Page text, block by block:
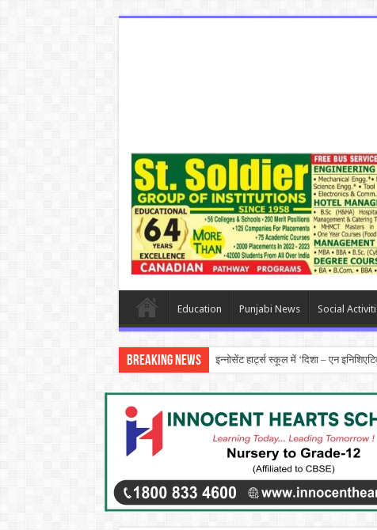
Education Punjabi News Social
Breaking News इन्नोसेंट हार्ट्स स्कूल में ‘दिशा – एन
प्रो. (डॉ.) यादविंदर सिंह बराड़ ने आई.के.